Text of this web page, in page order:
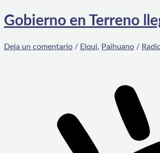
Gobierno en Terreno
Deja un comentario / Elqui, Paihuano /